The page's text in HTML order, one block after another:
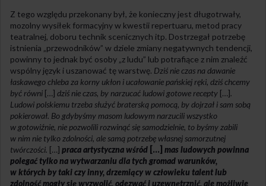
Z tego względu przekonany był, że konieczny jest długotrwały,
mozolny wysiłek formacyjny w kwestii repertuaru, metod pracy
teatralnej, doboru technik scenicznych itp. Dostrzegał potrzebę
istnienia „przewodników” w dziele zmiany negatywnych tendencji,
powinny to jednak być osoby „z ludu” lub potrafiące z nim znaleźć
wspólny język i uszanować tę warstwę. Dziś nie czas na dawanie
łaskawego chleba za korny ukłon i ucałowanie pańskiej ręki, dziś chcemy
być równi […] dziś nie czas, by narzucać ludowi gotowe recepty […].
Ludowi polskiemu trzeba służyć braterską pomocą, by dojrzał i sam sobą
pokierował. Bo gdybyśmy masom ludowym narzucili wszystko
w gotowiźnie, nie pozwolili rozwinąć się samodzielnie, to byśmy zabili
w nim nie tylko zdolności, ale samą potrzebę własnej samorzutnej
twórczości. […] praca artystyczna wśród […] mas ludowych powinna
polegać tylko na wytwarzaniu dla tych gromad warunków,
w których by taki czy inny, drzemiący w człowieku talent lub
zdolność mogły się wyzwolić, odezwać i uzewnętrznić, ale możliwie